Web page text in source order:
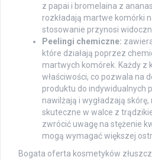
z papai i bromelaina z
rozkładają martwe komórki
stosowanie przynosi
Peelingi chemiczne:
które działają poprzez
martwych komórek. Każdy z
właściwości, co pozwala na
produktu do indywidualnych
nawilżają i wygładzają
skuteczne w walce z
zwrócić uwagę na stężenie
mogą wymagać większej
Bogata oferta kosmetyków